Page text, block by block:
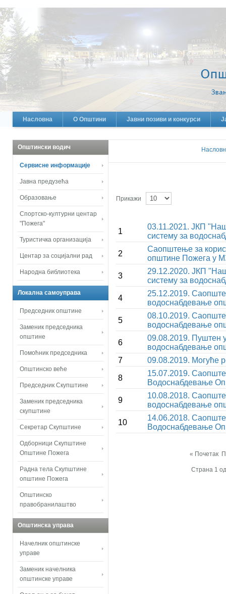
Насловна О Општини Јавни позиви и конкурси
Општински водич
Сервисне информације
Јавна предузећа
Образовање
Спортско-културни центар
"Пожега"
Туристичка организација
Центар за социјални рад
Народна библиотека
Локална самоуправа
Председник општине
Заменик председника
општине
Помоћник председника
Општинско веће
Председник Скупштине
Заменик председника
скупштине
Секретар Скупштине
Одборници Скупштине
Општине Пожега
Радна тела Скупштине
општине Пожега
Општинско
правобранилаштво
Општинска управа
Начелник општинске
управе
Заменик начелника
општинске управе
Прикажи
1
03.11.2021. ЈКП
систему за
2
Саопштење за
општине Пожега у
3
29.12.2020. ЈКП
систему за
4
25.12.2019.
водоснабдевање
5
08.10.2019.
водоснабдевање
6
09.08.2019. Пуштен
водоснабдевање
7
09.08.2019. Могуће
8
15.07.2019.
Водоснабдевање
9
10.08.2018.
водоснабдевање
10
14.06.2018.
Водоснабдевање
« Почетак
Страна 1